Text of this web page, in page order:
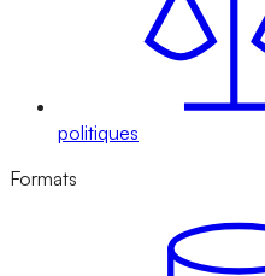
politiques
Formats